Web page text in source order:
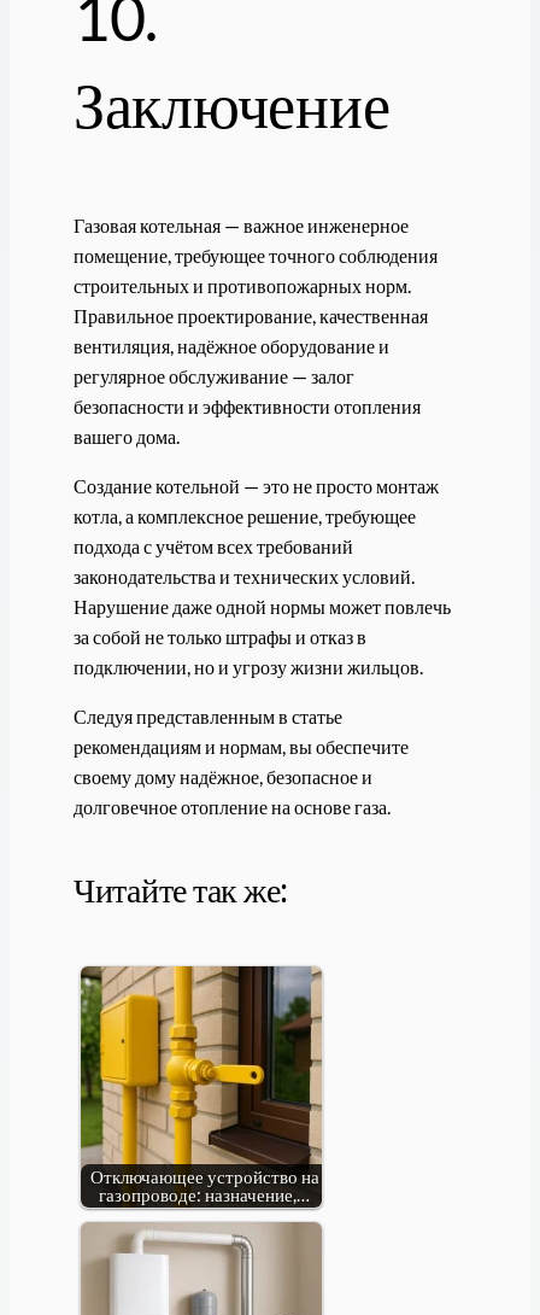
10.
Заключение
Газовая котельная — важное инженерное
помещение, требующее точного соблюдения
строительных и противопожарных норм.
Правильное проектирование, качественная
вентиляция, надёжное оборудование и
регулярное обслуживание — залог
безопасности и эффективности отопления
вашего дома.
Создание котельной — это не просто монтаж
котла, а комплексное решение, требующее
подхода с учётом всех требований
законодательства и технических условий.
Нарушение даже одной нормы может повлечь
за собой не только штрафы и отказ в
подключении, но и угрозу жизни жильцов.
Следуя представленным в статье
рекомендациям и нормам, вы обеспечите
своему дому надёжное, безопасное и
долговечное отопление на основе газа.
Читайте так же:
Отключающее устройство на
газопроводе: назначение,…